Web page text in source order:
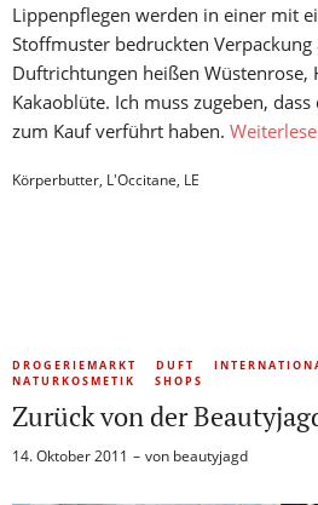
Lippenpflegen werden in einer mit
Stoffmuster bedruckten Verpackung
Duftrichtungen heißen Wüstenrose,
Kakaoblüte. Ich muss zugeben,
zum Kauf verführt haben.
Körperbutter, L'Occitane, LE
DROGERIEMARKT DUFT
NATURKOSMETIK
SHOPS
Zurück von der
14. Oktober 2011 von beautyjagd